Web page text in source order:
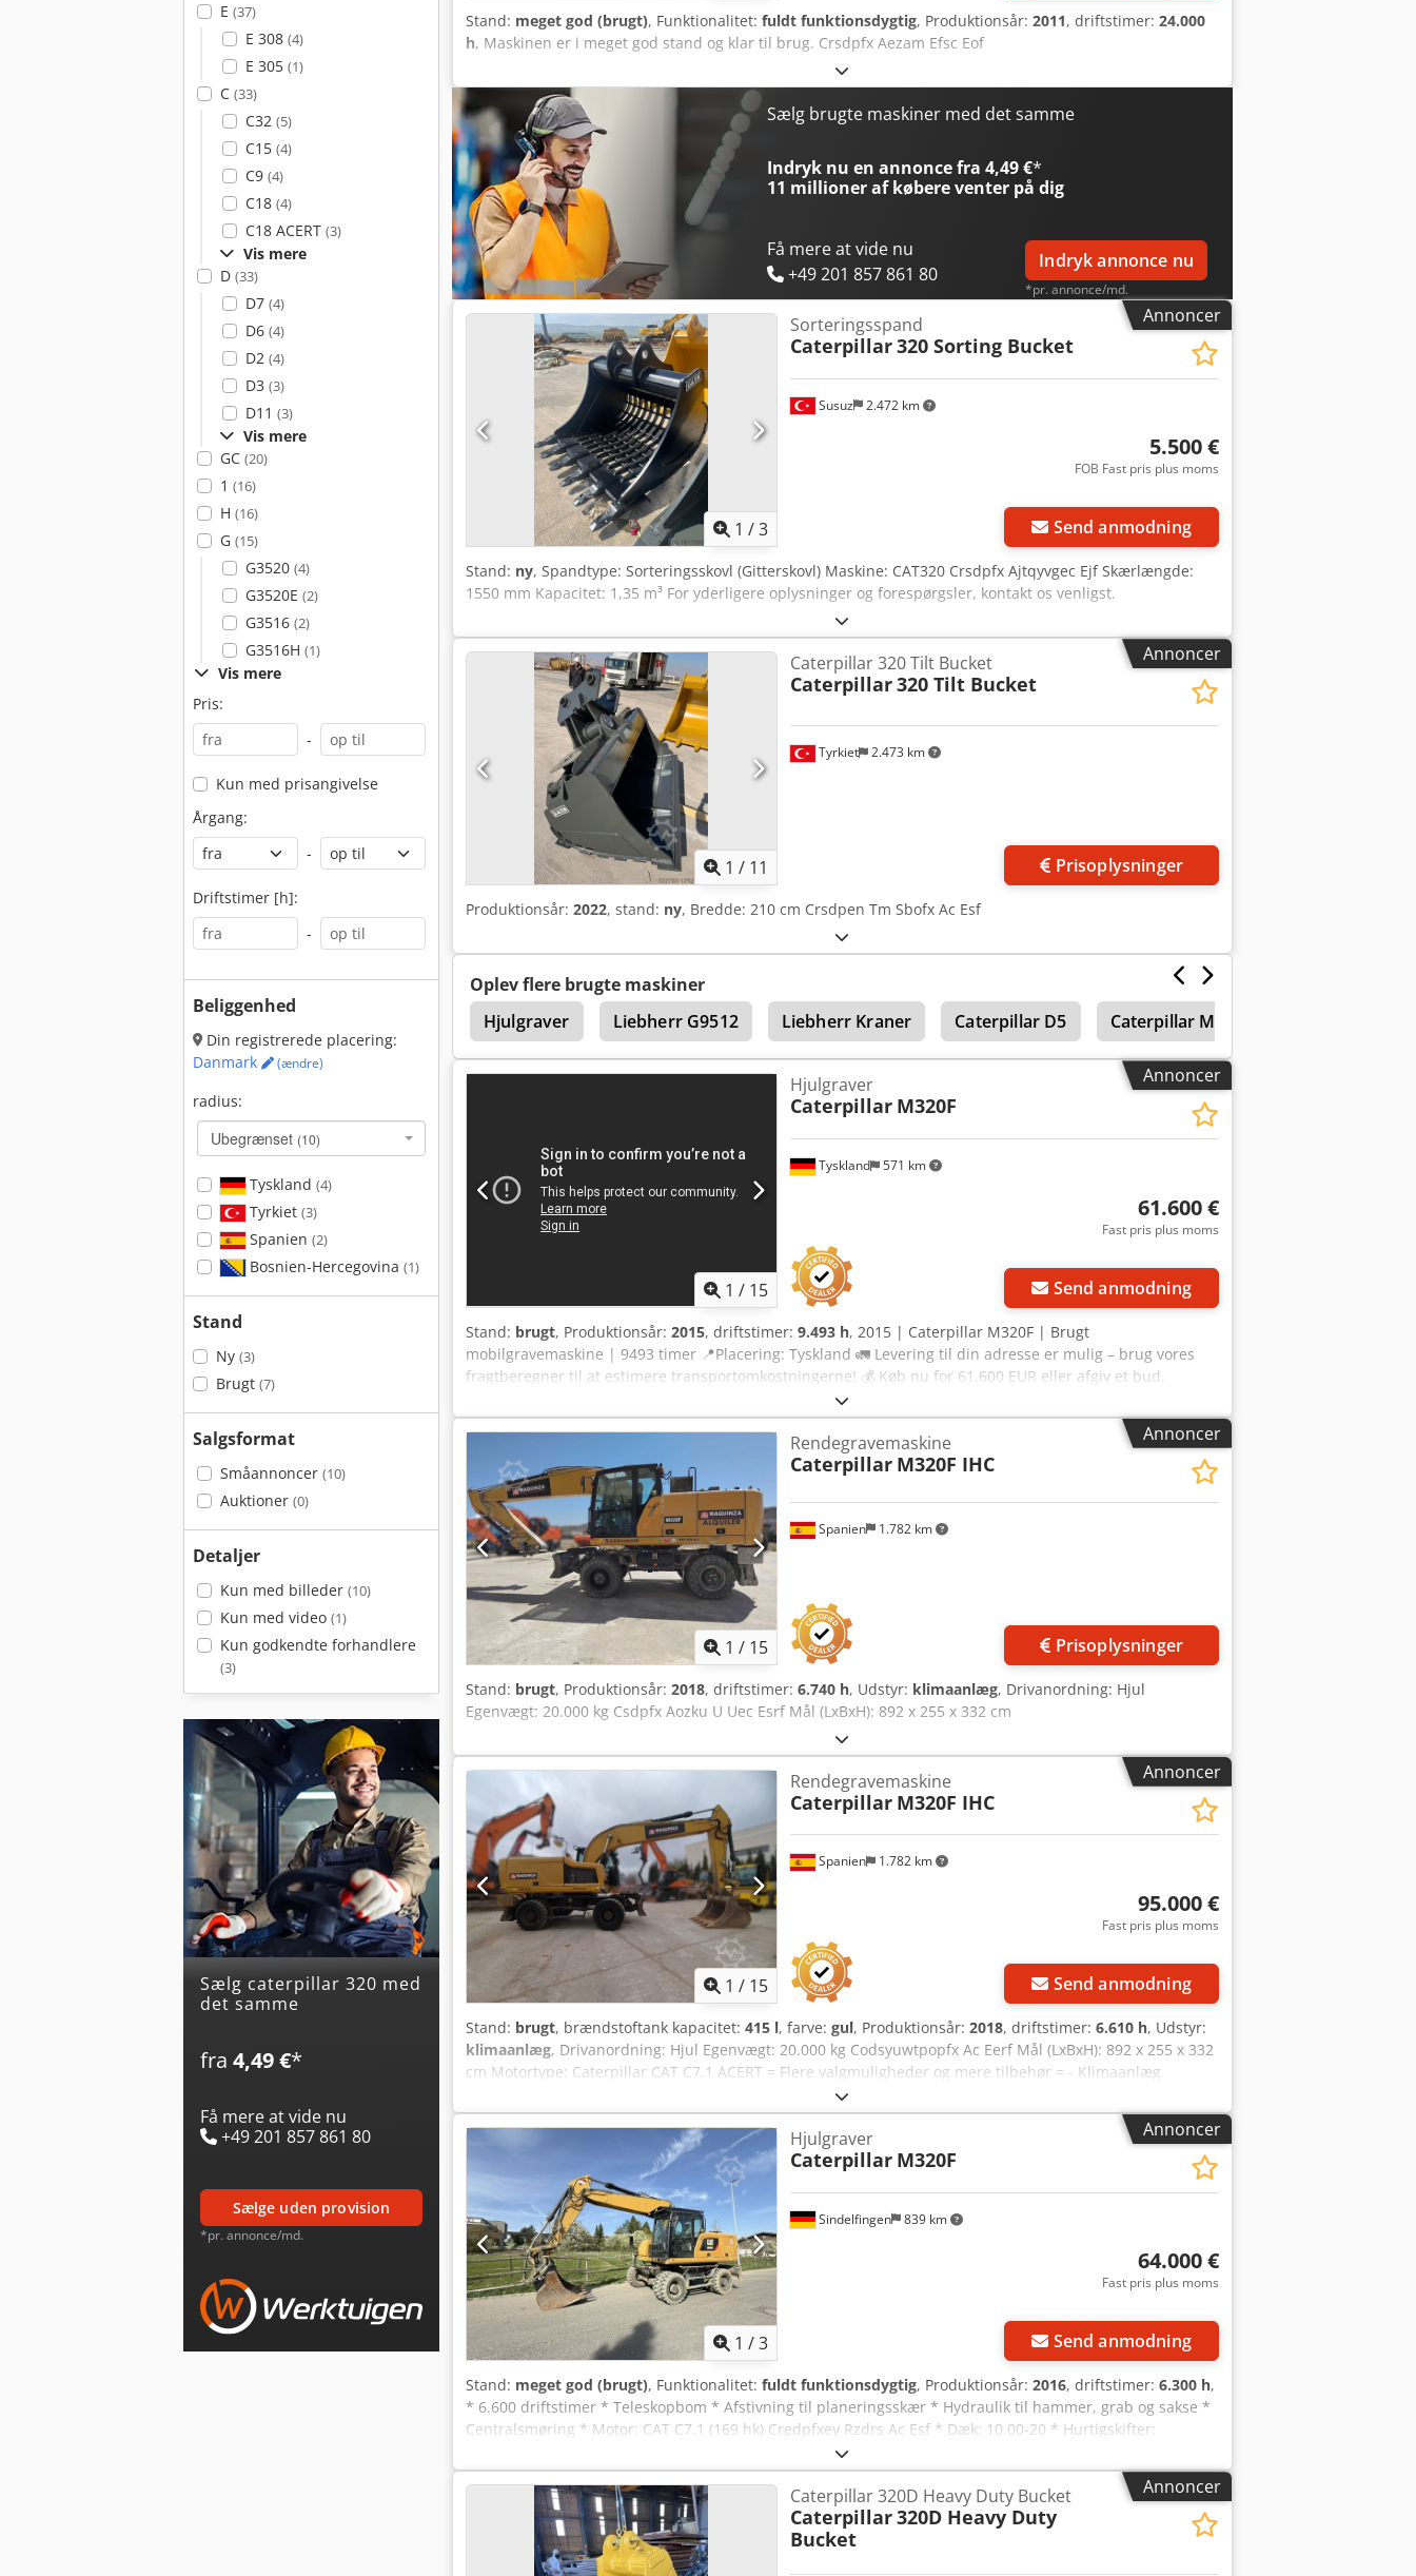
E (37)
E 308 (4)
E 305 (1)
C (33)
C32 (5)
C15 (4)
C9 (4)
C18 (4)
C18 ACERT (3)
Vis mere
D (33)
D7 (4)
D6 (4)
D2 (4)
D3 (3)
D11 (3)
Vis mere
GC (20)
1 (16)
H (16)
G (15)
G3520 (4)
G3520E (2)
G3516 (2)
G3516H (1)
Vis mere
Pris:
-
Kun med prisangivelse
Årgang:
-
Driftstimer [h]:
-
Beliggenhed
Din registrerede placering:
Danmark
(ændre)
radius:
Ubegrænset (10)
Tyskland (4)
Tyrkiet (3)
Spanien (2)
Bosnien-Hercegovina (1)
Stand
Ny (3)
Brugt (7)
Salgsformat
Småannoncer (10)
Auktioner (0)
Detaljer
Kun med billeder (10)
Kun med video (1)
Kun godkendte forhandlere
(3)
Sælg caterpillar 320 med
det samme
fra 4,49 €*
Få mere at vide nu
+49 201 857 861 80
sælge uden provision
*pr. annonce/md.
Stand: meget god (brugt), Funktionalitet: fuldt funktionsdygtig, Produktionsår: 2011, driftstimer: 24.000
h, Maskinen er i meget god stand og klar til brug. Crsdpfx Aezam Efsc Eof
Sælg brugte maskiner med det samme
Indryk nu en annonce fra 4,49 €*
11 millioner af købereventer på dig
Få mere at vide nu
+49 201 857 861 80
Indryk annonce nu
*pr. annonce/md.
Annoncer
1 /3
Susuz 2.472 km
Sorteringsspand
Caterpillar320 Sorting Bucket
5.500 €
FOB Fast pris plus moms
Send anmodning
Stand: ny, Spandtype: Sorteringsskovl (Gitterskovl) Maskine: CAT320 Crsdpfx Ajtqyvgec Ejf Skærlængde:
1550 mm Kapacitet: 1,35 m³ For yderligere oplysninger og forespørgsler, kontakt os venligst.
Annoncer
1 / 11
Tyrkiet 2.473 km
Caterpillar 320 Tilt Bucket
Caterpillar320 Tilt Bucket
Prisoplysninger
Produktionsår: 2022, stand: ny, Bredde: 210 cm Crsdpen Tm Sbofx Ac Esf
Oplev flere brugte maskiner
Hjulgraver
Liebherr G9512 Liebherr Kraner Caterpillar D5 Caterpillar M315F
Caterpillar D5
Annoncer
1 / 15
Tyskland 571 km
Hjulgraver
Caterpillar M320F
61.600 €
Fast pris plus moms
Send anmodning
Stand: brugt, Produktionsår: 2015, driftstimer: 9.493 h, 2015 | Caterpillar M320F | Brugt
mobilgravemaskine | 9493 timer 📍Placering: Tyskland 🚛 Levering til din adresse er mulig – brug vores
fragtberegner til at estimere transportomkostningerne! 💰 Køb nu for 61.600 EUR eller afgiv et bud.
Betaling ved levering er mulig mod et overkommeligt gebyr (afhængigt af godkendelse)* 👷‍♂️ Inspiceret af
en uafhængig ekspert Crjdpfxezhw Eko Ac Ejf 56 inspektionspunkter, hvoraf 48 er godkendt ✅, 8 har
mindre mangler ℹ️ og 0 har krævet udskiftning ⚠️ 📌 Inspektørens kommentar: Maskinen har allerede kørt
9.500 timer. Efter en hændelse, hvor maskinen væltede på siden, blev den gennemgået og istandsat.
Kabinen blev udskiftet, og maskinen blev malet på ny. 📄 Vil du se hele inspektionsrapporten, flere
billeder eller en video? Tip: Referencen "41025 Equippo" bruges ofte, når du søger efter flere detaljer
online. 💡 Hvorfor denne maskine og vores service er et godt valg: ✔ Grundig inspektion udført af fagfolk
✔ Levering til arbejdsstedet er mulig ✔ Tilfredshedsgaranti med pengene tilbage ✔ Sikre og fleksible
betalingsmuligheder 🔄 Overvejer du andre maskinmuligheder? Vi tilbyder nyttige værktøjer og ressourcer
til alle maskineejere og -operatører – let tilgængeligt på vores platform.
Annoncer
1 / 15
Spanien 1.782 km
Rendegravemaskine
Caterpillar M320F IHC
Prisoplysninger
Stand: brugt, Produktionsår: 2018, driftstimer: 6.740 h, Udstyr: klimaanlæg, Drivanordning: Hjul
Egenvægt: 20.000 kg Csdpfx Aozku U Uec Esrf Mål (LxBxH): 892 x 255 x 332 cm
Annoncer
1 / 15
Spanien 1.782 km
Rendegravemaskine
Caterpillar M320F IHC
95.000 €
Fast pris plus moms
Send anmodning
Stand: brugt, brændstoftank kapacitet: 415 l, farve: gul, Produktionsår: 2018, driftstimer: 6.610 h, Udstyr:
klimaanlæg, Drivanordning: Hjul Egenvægt: 20.000 kg Codsyuwtpopfx Ac Eerf Mål (LxBxH): 892 x 255 x 332
cm Motortype: Caterpillar CAT C7.1 ACERT = Flere valgmuligheder og mere tilbehør = - Klimaanlæg
Annoncer
1 /3
Sindelfingen 839 km
Hjulgraver
Caterpillar M320F
64.000 €
Fast pris plus moms
Send anmodning
Stand: meget god (brugt), Funktionalitet: fuldt funktionsdygtig, Produktionsår: 2016, driftstimer: 6.300 h,
* 6.600 driftstimer * Teleskopbom * Afstivning til planeringsskær * Hydraulik til hammer, grab og sakse *
Centralsmøring * Motor: CAT C7.1 (169 hk) Credpfxey Rzdrs Ac Esf * Dæk: 10.00-20 * Hurtigskifter:
Annoncer
Caterpillar 320D Heavy Duty Bucket
Caterpillar320D Heavy Duty
Bucket